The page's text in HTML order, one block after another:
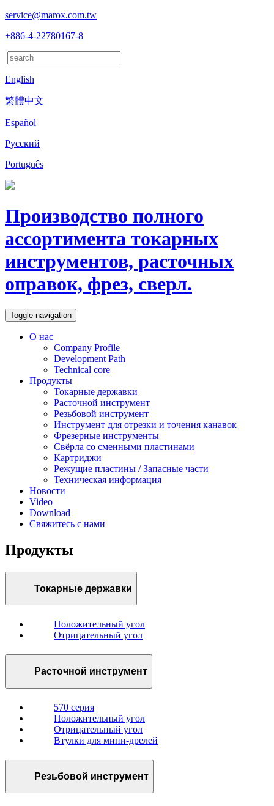
service@marox.com.tw
+886-4-22780167-8
English
繁體中文
Español
Русский
Português
Производство полного
ассортимента токарных
инструментов, расточных
оправок, фрез, сверл.
Toggle navigation
О нас
Company Profile
Development Path
Technical core
Продукты
Токарные державки
Расточной инструмент
Резьбовой инструмент
Инструмент для отрезки и точения канавок
Фрезерные инструменты
Свёрла со сменными пластинами
Картриджи
Режущие пластины / Запасные части
Техническая информация
Новости
Video
Download
Свяжитесь с нами
Продукты
Токарные державки
Положительный угол
Отрицательный угол
Расточной инструмент
570 серия
Положительный угол
Отрицательный угол
Втулки для мини-дрелей
Резьбовой инструмент